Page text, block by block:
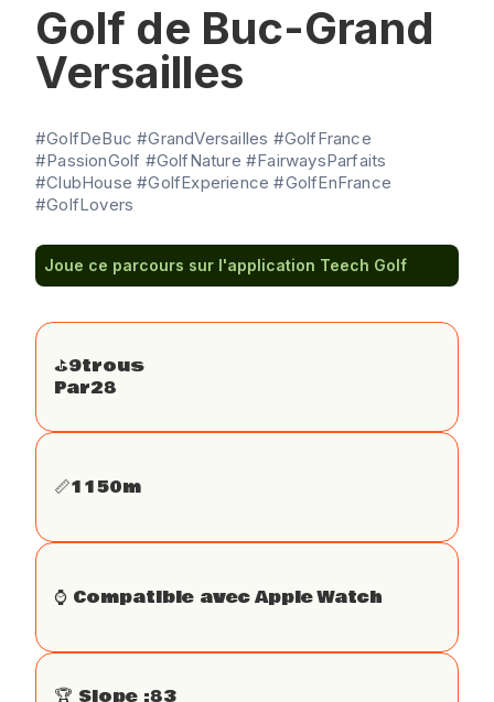
Golf de Buc-Grand
Versailles
#GolfDeBuc #GrandVersailles #GolfFrance
#PassionGolf #GolfNature #FairwaysParfaits
#ClubHouse #GolfExperience #GolfEnFrance
#GolfLovers
Joue ce parcours sur l'application Teech Golf
⛳️9trous
Par28
📏1150m
⌚️ Compatible avec Apple Watch
🏆 Slope :83